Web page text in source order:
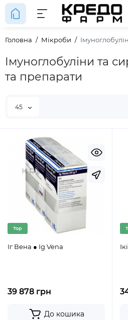
Головна Мікроби
Імуноглобуліни та
та препарати
45
Top
Іг Вена ● Ig Vena
39 878 грн
До кошика